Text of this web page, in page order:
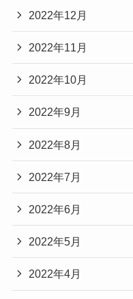
2022年12月
2022年11月
2022年10月
2022年9月
2022年8月
2022年7月
2022年6月
2022年5月
2022年4月